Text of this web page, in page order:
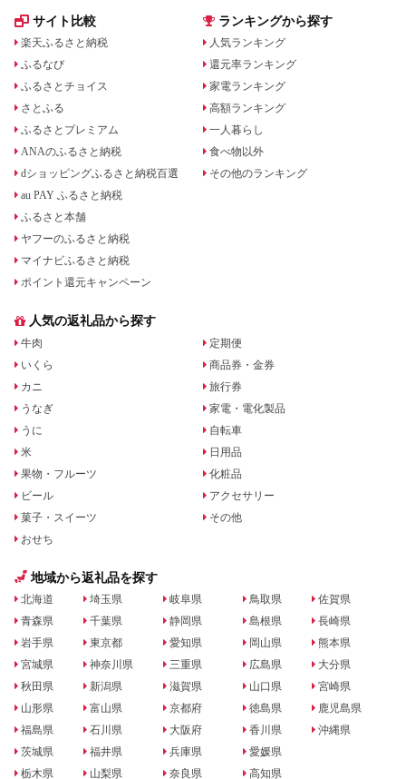
サイト比較
楽天ふるさと納税
ふるなび
ふるさとチョイス
さとふる
ふるさとプレミアム
ANAのふるさと納税
dショッピングふるさと納税百選
au PAY ふるさと納税
ふるさと本舗
ヤフーのふるさと納税
マイナビふるさと納税
ポイント還元キャンペーン
ランキングから探す
人気ランキング
還元率ランキング
家電ランキング
高額ランキング
一人暮らし
食べ物以外
その他のランキング
人気の返礼品から探す
牛肉
いくら
カニ
うなぎ
うに
米
果物・フルーツ
ビール
菓子・スイーツ
おせち
定期便
商品券・金券
旅行券
家電・電化製品
自転車
日用品
化粧品
アクセサリー
その他
地域から返礼品を探す
北海道
青森県
岩手県
宮城県
秋田県
山形県
福島県
茨城県
栃木県
埼玉県
千葉県
東京都
神奈川県
新潟県
富山県
石川県
福井県
山梨県
岐阜県
静岡県
愛知県
三重県
滋賀県
京都府
大阪府
兵庫県
奈良県
鳥取県
島根県
岡山県
広島県
山口県
徳島県
香川県
愛媛県
高知県
佐賀県
長崎県
熊本県
大分県
宮崎県
鹿児島県
沖縄県